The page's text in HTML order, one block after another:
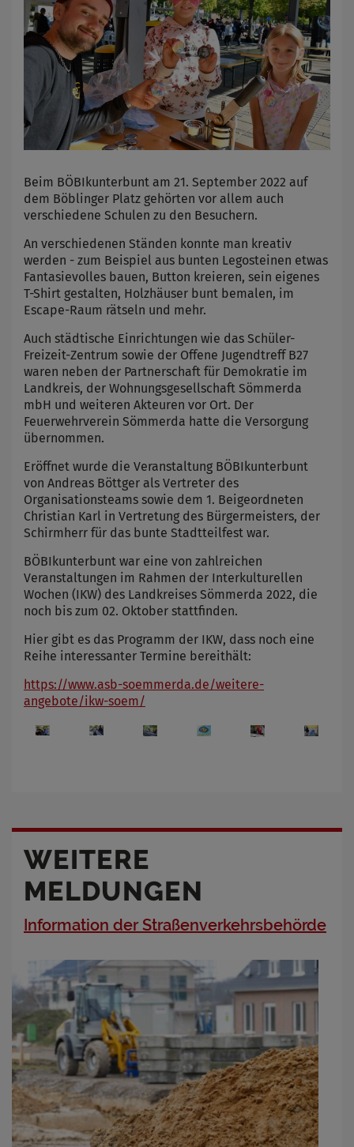
Beim BÖBIkunterbunt am 21. September 2022 auf
dem Böblinger Platz gehörten vor allem auch
verschiedene Schulen zu den Besuchern.
An verschiedenen Ständen konnte man kreativ
werden - zum Beispiel aus bunten Legosteinen etwas
Fantasievolles bauen, Button kreieren, sein eigenes
T-Shirt gestalten, Holzhäuser bunt bemalen, im
Escape-Raum rätseln und mehr.
Auch städtische Einrichtungen wie das Schüler-
Freizeit-Zentrum sowie der Offene Jugendtreff B27
waren neben der Partnerschaft für Demokratie im
Landkreis, der Wohnungsgesellschaft Sömmerda
mbH und weiteren Akteuren vor Ort. Der
Feuerwehrverein Sömmerda hatte die Versorgung
übernommen.
Eröffnet wurde die Veranstaltung BÖBIkunterbunt
von Andreas Böttger als Vertreter des
Organisationsteams sowie dem 1. Beigeordneten
Christian Karl in Vertretung des Bürgermeisters, der
Schirmherr für das bunte Stadtteilfest war.
BÖBIkunterbunt war eine von zahlreichen
Veranstaltungen im Rahmen der Interkulturellen
Wochen (IKW) des Landkreises Sömmerda 2022, die
noch bis zum 02. Oktober stattfinden.
Hier gibt es das Programm der IKW, dass noch eine
Reihe interessanter Termine bereithält:
https://www.asb-soemmerda.de/weitere-
angebote/ikw-soem/
WEITERE
MELDUNGEN
Information der Straßenverkehrsbehörde